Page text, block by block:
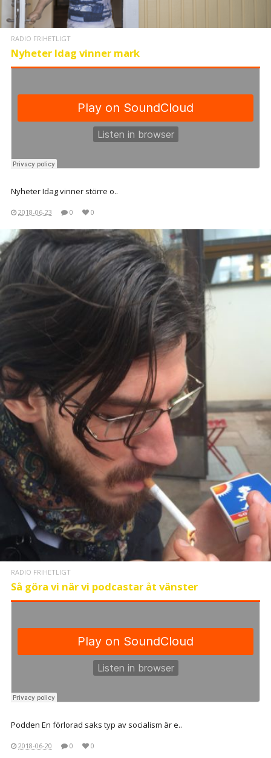
RADIO FRIHETLIGT
Nyheter Idag vinner mark
Nyheter Idag vinner större o..
2018-06-23 0 0
RADIO FRIHETLIGT
Så göra vi när vi podcastar åt vänster
Podden En förlorad saks typ av socialism är e..
2018-06-20 0 0